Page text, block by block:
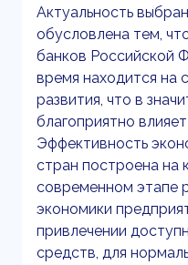
Актуальность
обусловлена тем,
банков Российской
время находится на
развития, что в
благоприятно
Эффективность
стран построена на
современном этапе
экономики
привлечении
средств, для